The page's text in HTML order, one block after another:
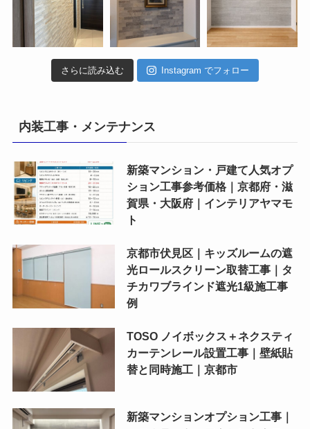
さらに読み込む Instagram でフォロー
内装工事・メンテナンス
新築マンション・戸建て人気オプ
ション工事参考価格｜京都府・滋
賀県・大阪府｜インテリアヤマモ
ト
京都市伏見区｜キッズルームの遮
光ロールスクリーン取替工事｜タ
チカワブラインド遮光1級施工事
例
TOSO ノイボックス＋ネクスティ
カーテンレール設置工事｜壁紙貼
替と同時施工｜京都市
新築マンションオプション工事｜